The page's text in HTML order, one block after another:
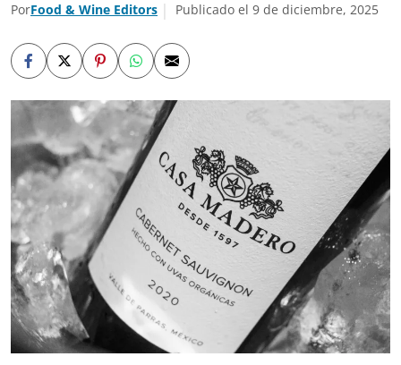
PorFood & Wine Editors Publicado el 9 de diciembre, 2025